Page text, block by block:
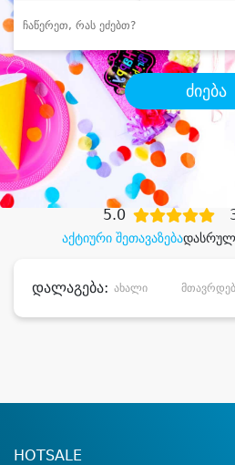
ძიება
შეიძინესასურველი
დიდი
აქტიური შეთავაზება
5.0
დალაგება: ახალი
HOTSALE